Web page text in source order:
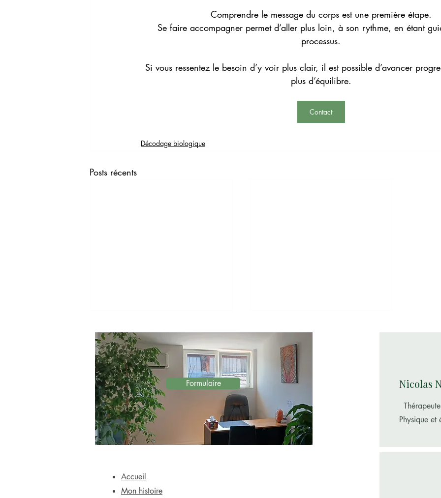
Comprendre le message du corps est une première étape.
Se faire accompagner permet d’aller plus loin, à son rythme, en étant
processus.
Si vous ressentez le besoin d’y voir plus clair, il est possible d’avancer
plus d’équilibre.
Contact
Décodage biologique
Posts récents
Comment se déroule une
séance de décodage
biologique ?
Émotions et maladies :
comprendre le lien entre le
corps et l’esprit
Formulaire
Accueil
Mon histoire
Nicolas
Physique et